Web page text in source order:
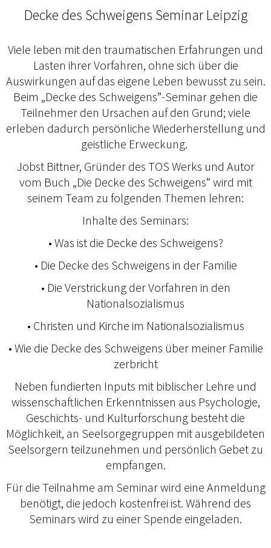
Decke des Schweigens Seminar Leipzig
Viele leben mit den traumatischen Erfahrungen und
Lasten ihrer Vorfahren, ohne sich über die
Auswirkungen auf das eigene Leben bewusst zu sein.
Beim „Decke des Schweigens”-Seminar gehen die
Teilnehmer den Ursachen auf den Grund; viele
erleben dadurch persönliche Wiederherstellung und
geistliche Erweckung.
Jobst Bittner, Gründer des TOS Werks und Autor
vom Buch „Die Decke des Schweigens“ wird mit
seinem Team zu folgenden Themen lehren:
Inhalte des Seminars:
• Was ist die Decke des Schweigens?
• Die Decke des Schweigens in der Familie
• Die Verstrickung der Vorfahren in den
Nationalsozialismus
• Christen und Kirche im Nationalsozialismus
• Wie die Decke des Schweigens über meiner Familie
zerbricht
Neben fundierten Inputs mit biblischer Lehre und
wissenschaftlichen Erkenntnissen aus Psychologie,
Geschichts- und Kulturforschung besteht die
Möglichkeit, an Seelsorgegruppen mit ausgebildeten
Seelsorgern teilzunehmen und persönlich Gebet zu
empfangen.
Für die Teilnahme am Seminar wird eine Anmeldung
benötigt, die jedoch kostenfrei ist. Während des
Seminars wird zu einer Spende eingeladen.